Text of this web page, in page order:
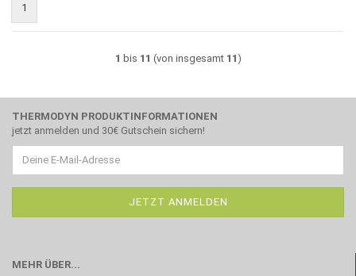
1
1 bis 11 (von insgesamt 11)
THERMODYN PRODUKTINFORMATIONEN
jetzt anmelden und 30€ Gutschein sichern!
MEHR ÜBER...